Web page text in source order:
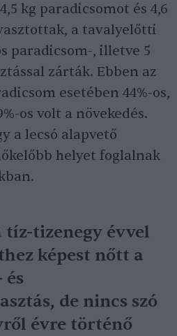
kg paradicsomot és 4,6
a tavalyelőtti
paradicsom-, illetve 5
zárták. Ebben az
esetében 44%-os,
os volt a növekedés.
a lecsó alapvető
helyet foglalnak
tíz-tizenegy évvel
képest nőtt a
de nincs szó
évre történő